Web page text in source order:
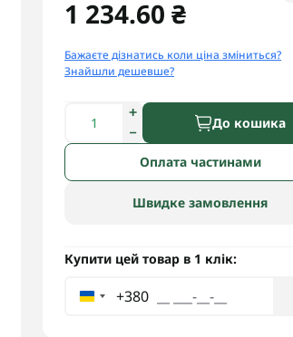
1 234.60 ₴
Бажаєте дізнатись коли ціна зміниться?
Знайшли дешевше?
До кошика
Оплата частинами
Швидке замовлення
Купити цей товар в 1 клік:
+380